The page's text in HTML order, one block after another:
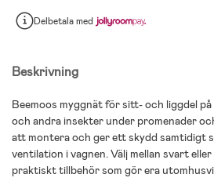
Delbetalamed
Beskrivning
Beemoos myggnät för sitt- och liggdel
och andra insekter under promenader
att montera och ger ett skydd samtidigt
ventilation i vagnen. Välj mellan svart
praktiskt tillbehör som gör era